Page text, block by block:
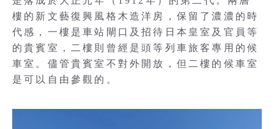
樓的新文藝復興風格木造洋房，保留了濃濃的時
代感，一樓是車站閘口及招待日本皇室及官員等
的貴賓室，二樓則曾經是頭等列車旅客專用的候
車室。儘管貴賓室不對外開放，但二樓的候車室
是可以自由參觀的。